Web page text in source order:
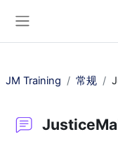
JM Training 常规